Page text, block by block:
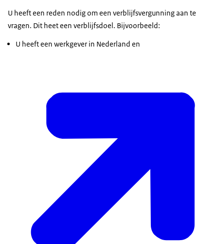
U heeft een reden nodig om een verblijfsvergunning aan te
vragen. Dit heet een verblijfsdoel. Bijvoorbeeld:
U heeft een werkgever in Nederland en